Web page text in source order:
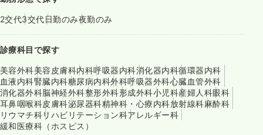
2交代3交代日勤のみ夜勤のみ
診療科目で探す
美容外科美容皮膚科内科呼吸器内科消化器内科循環器内科
血液内科腎臓内科糖尿病内科外科呼吸器外科心臓血管外科
消化器外科脳神経外科整形外科形成外科小児科産婦人科眼科
耳鼻咽喉科皮膚科泌尿器科精神科・心療内科放射線科麻酔科
リウマチ科リハビリテーション科アレルギー科
緩和医療科（ホスピス）